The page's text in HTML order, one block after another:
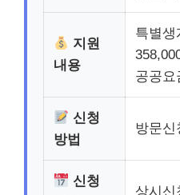
지원
내용
특별생
공공요
신청
방법
방문신
신청
상시신